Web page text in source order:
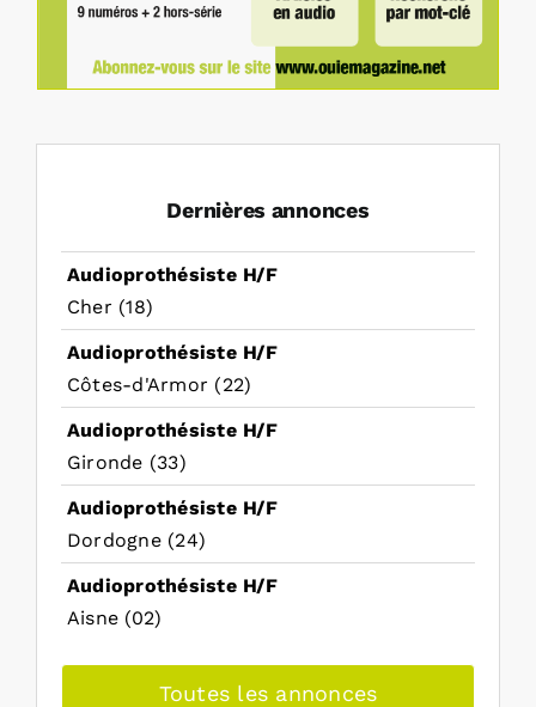
Dernières annonces
Audioprothésiste H/F
Cher (18)
Audioprothésiste H/F
Côtes-d'Armor (22)
Audioprothésiste H/F
Gironde (33)
Audioprothésiste H/F
Dordogne (24)
Audioprothésiste H/F
Aisne (02)
Toutes les annonces